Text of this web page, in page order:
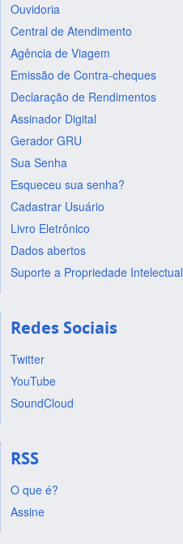
Ouvidoria
Central de Atendimento
Agência de Viagem
Emissão de Contra-cheques
Declaração de Rendimentos
Assinador Digital
Gerador GRU
Sua Senha
Esqueceu sua senha?
Cadastrar Usuário
Livro Eletrônico
Dados abertos
Suporte a Propriedade Intelectual
Redes Sociais
Twitter
YouTube
SoundCloud
RSS
O que é?
Assine